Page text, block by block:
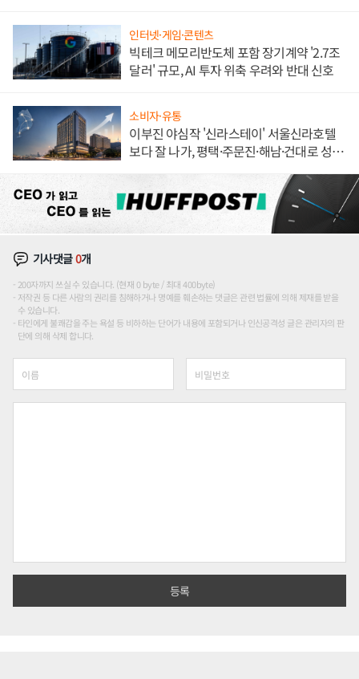
인터넷·게임·콘텐츠
빅테크 메모리반도체 포함 장기계약 '2.7조
달러' 규모, AI 투자 위축 우려와 반대 신호
소비자·유통
이부진 야심작 '신라스테이' 서울신라호텔
보다 잘 나가, 평택·주문진·해남·건대로 성
기사댓글0개
200자까지 쓰실 수 있습니다. (현재 0 byte / 최대 400byte)
저작권 등 다른 사람의 권리를 침해하거나 명예를 훼손하는 댓글은 관련 법률에 의해 제재를 받을
수 있습니다.
타인에게 불쾌감을 주는 욕설 등 비하하는 단어가 내용에 포함되거나 인신공격성 글은 관리자의 판
단에 의해 삭제 합니다.